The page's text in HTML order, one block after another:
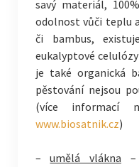
savý materiál,
odolnost vůči teplu
či bambus,
eukalyptové
je také organická
pěstování nejsou
(více informací
www.biosatnik.cz)
–umělá vlákna –